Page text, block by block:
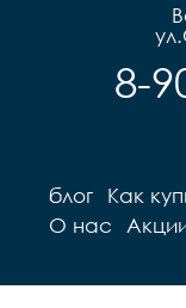
8-
блог Как
О нас